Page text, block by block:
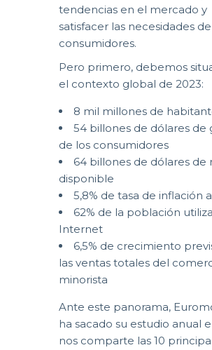
tendencias en el mercado y
satisfacer las necesidades
consumidores.
Pero primero, debemos
el contexto global de 2023:
8 mil millones de
54 billones de dólares de
de los consumidores
64 billones de dólares de
disponible
5,8% de tasa de inflación
62% de la población utiliza
Internet
6,5% de crecimiento
las ventas totales del
minorista
Ante este panorama,
ha sacado su estudio anual
nos comparte las 10